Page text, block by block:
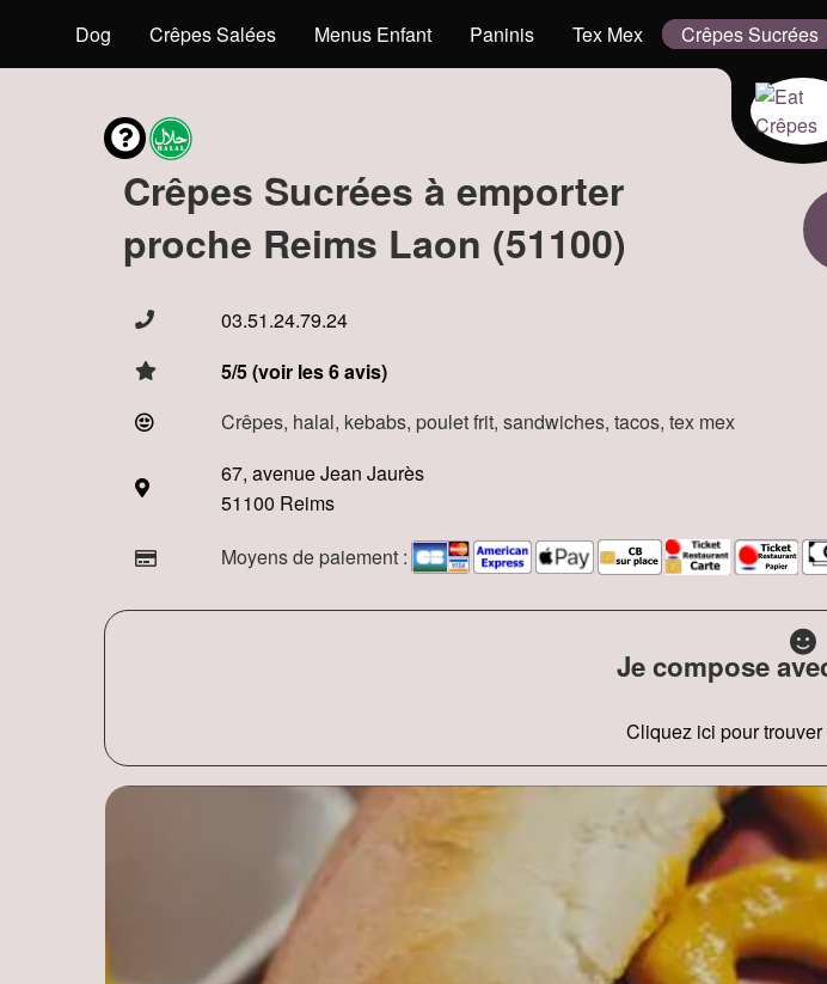
Hot Dog Crêpes Salées Menus Enfant Paninis Tex Mex Crêpes Sucrées
Crêpes Sucrées à emporter
proche Reims Laon (51100)
03.51.24.79.24
5/5 (voir les 6 avis)
Crêpes, halal, kebabs, poulet frit, sandwiches, tacos, tex mex
67, avenue Jean Jaurès
51100 Reims
Moyens de paiement :
Je compose
Cliquez ici pour